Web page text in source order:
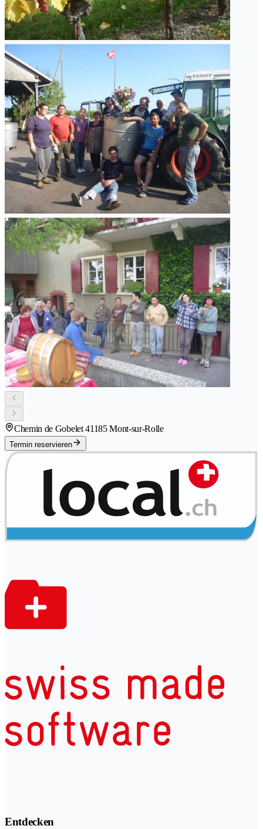
Chemin de Gobelet 41185 Mont-sur-Rolle
Termin reservieren
Entdecken